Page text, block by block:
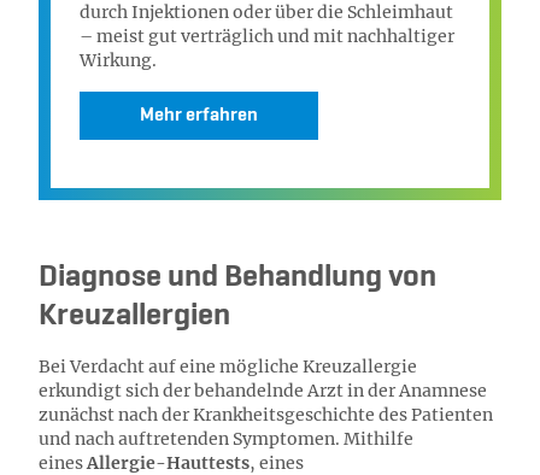
durch Injektionen oder über die Schleimhaut
– meist gut verträglich und mit nachhaltiger
Wirkung.
Mehr erfahren
Diagnose und Behandlung von
Kreuzallergien
Bei Verdacht auf eine mögliche Kreuzallergie
erkundigt sich der behandelnde Arzt in der Anamnese
zunächst nach der Krankheitsgeschichte des Patienten
und nach auftretenden Symptomen. Mithilfe
einesAllergie-Hauttests, eines